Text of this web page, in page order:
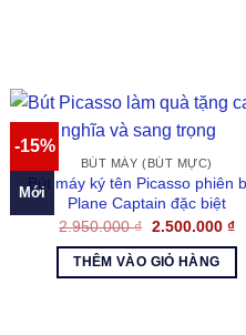
-15%
Mới
BÚT MÁY (BÚT MỰC)
Bút máy ký tên Picasso phiên
Plane Captain đặc biệt
2.950.000₫ Giá
là:
2.950.000 ₫.
2.500.000 ₫
THÊM VÀO GIỎ HÀNG